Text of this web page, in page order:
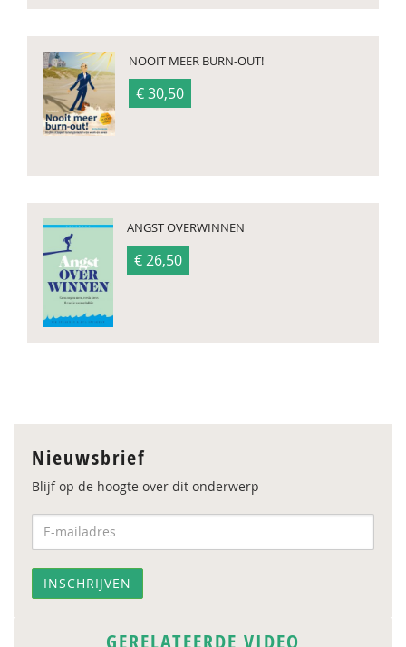
NOOIT MEER BURN-OUT!
€ 30,50
ANGST OVERWINNEN
€ 26,50
Nieuwsbrief
Blijf op de hoogte over dit onderwerp
GERELATEERDE VIDEO